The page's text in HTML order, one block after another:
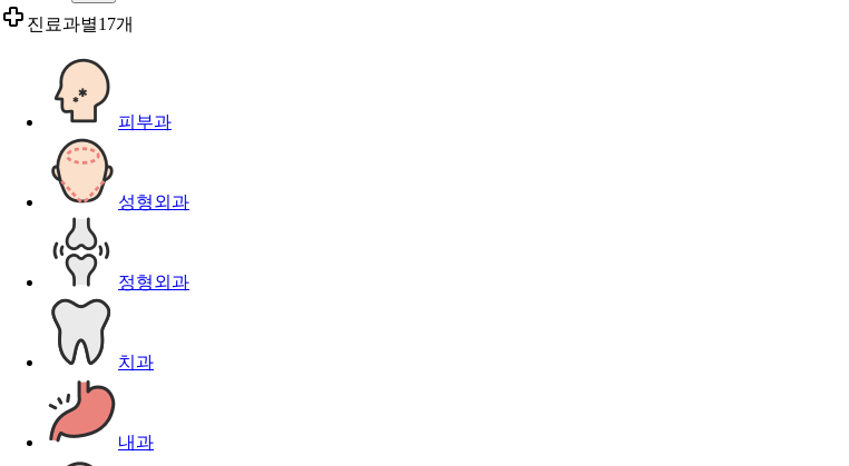
진료과별17개
피부과
성형외과
정형외과
치과
내과